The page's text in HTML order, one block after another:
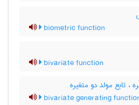
biometric function
bivariate function
، تابع مولد دو متغیره
bivariate generating